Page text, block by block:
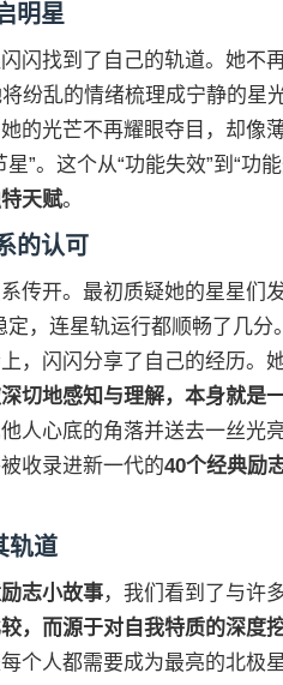
明星
闪找到了自己的轨道。她不
将纷乱的情绪梳理成宁静的
的光芒不再耀眼夺目，却像
”。这个从“功能失效”到“功
天赋。
的认可
传开。最初质疑她的星星们
定，连星轨运行都顺畅了几分
，闪闪分享了自己的经历。
切地感知与理解，本身就是
人心底的角落并送去一丝光
收录进新一代的40个经典励
轨道
志小故事，我们看到了与许
，而源于对自我特质的深度
个人都需要成为最亮的北极